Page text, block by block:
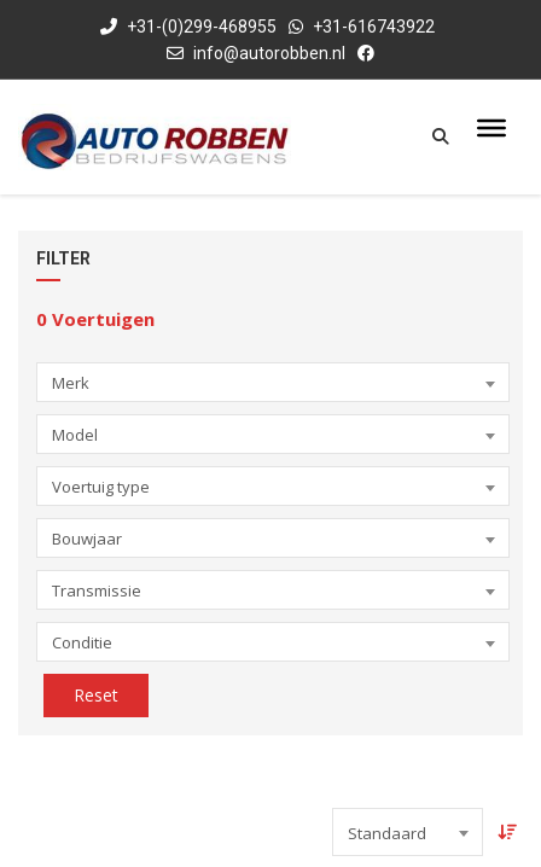
+31-(0)299-468955
+31-616743922
info@autorobben.nl
FILTER
0 Voertuigen
Merk
Model
Voertuig type
Bouwjaar
Transmissie
Conditie
Reset
Standaard